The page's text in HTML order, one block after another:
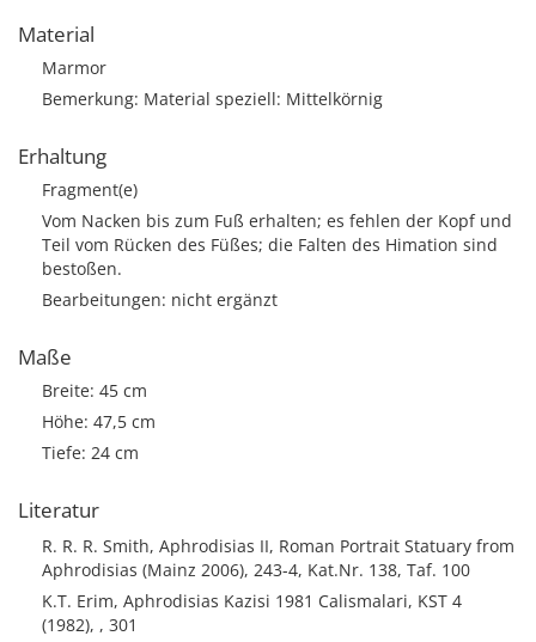
Material
Marmor
Bemerkung: Material speziell: Mittelkörnig
Erhaltung
Fragment(e)
Vom Nacken bis zum Fuß erhalten; es fehlen der Kopf und
Teil vom Rücken des Füßes; die Falten des Himation sind
bestoßen.
Bearbeitungen: nicht ergänzt
Maße
Breite: 45 cm
Höhe: 47,5 cm
Tiefe: 24 cm
Literatur
R. R. R. Smith, Aphrodisias II, Roman Portrait Statuary from
Aphrodisias (Mainz 2006), 243-4, Kat.Nr. 138, Taf. 100
K.T. Erim, Aphrodisias Kazisi 1981 Calismalari, KST 4
(1982), , 301